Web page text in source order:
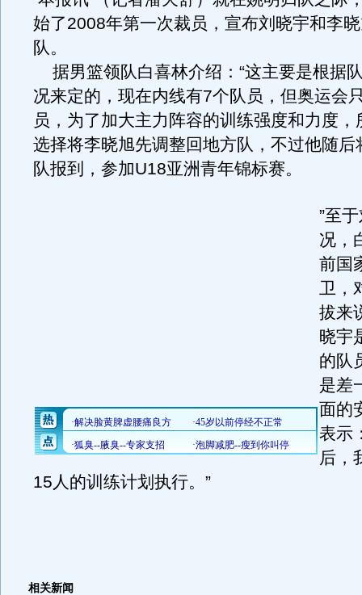
始了2008年第一次裁员，宣布刘晓宇和李
队。
据男篮领队白喜林介绍：“这主要是根据
况来定的，现在内线有7个队员，但奥运会
员，为了加大主力阵容的训练强度和力度，
选择将李晓旭先调整回地方队，不过他随后
队报到，参加U18亚洲青年锦标赛。
”至
况，
前国
卫，
拔来
晓宇
的队
是差
面的
表示
后，
15人的训练计划执行。”
相关新闻